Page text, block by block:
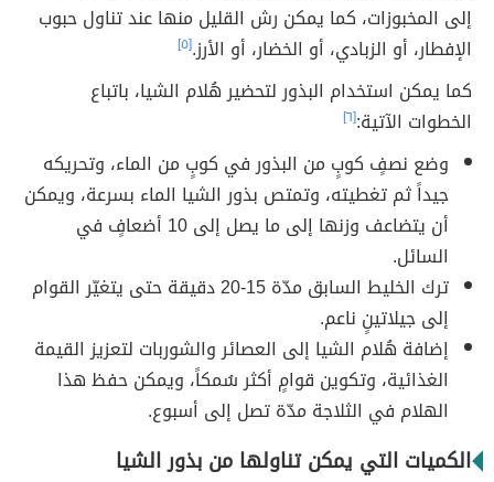
إلى المخبوزات، كما يمكن رش القليل منها عند تناول حبوب
الإفطار، أو الزبادي، أو الخضار، أو الأرز.[٥]
كما يمكن استخدام البذور لتحضير هُلام الشيا، باتباع
الخطوات الآتية:[٦]
وضع نصفٍ كوبٍ من البذور في كوبٍ من الماء، وتحريكه
جيداً ثم تغطيته، وتمتص بذور الشيا الماء بسرعة، ويمكن
أن يتضاعف وزنها إلى ما يصل إلى 10 أضعافٍ في
السائل.
ترك الخليط السابق مدّة 15-20 دقيقة حتى يتغيّر القوام
إلى جيلاتينٍ ناعم.
إضافة هُلام الشيا إلى العصائر والشوربات لتعزيز القيمة
الغذائية، وتكوين قوامٍ أكثر سُمكاً، ويمكن حفظ هذا
الهلام في الثلاجة مدّة تصل إلى أسبوع.
الكميات التي يمكن تناولها من بذور الشيا